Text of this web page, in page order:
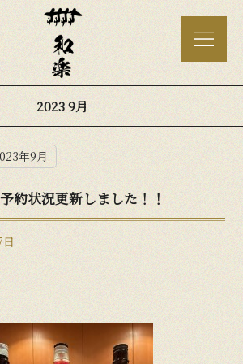
2023 9月
年9月
約状況更新しました！！